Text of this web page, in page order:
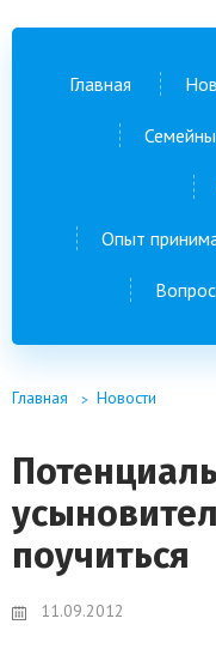
Главная
Опыт
Главная Новости
поучиться
11.09.2012